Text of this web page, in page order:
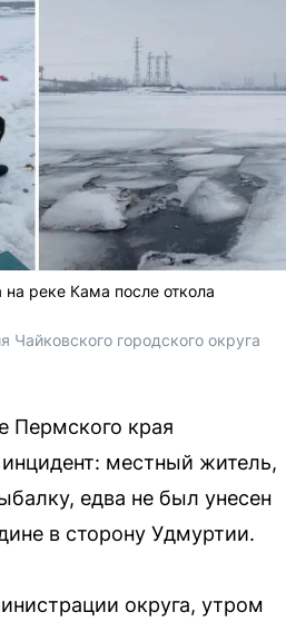
реке Кама после откола
Чайковского городского округа
Пермского края
местный житель,
едва не был унесен
в сторону Удмуртии.
округа, утром